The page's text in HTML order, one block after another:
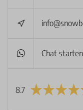
Chat starten
8.7